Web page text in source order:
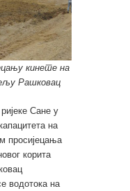
кинете на
Рашковац
Сане у
на
просијецања
корита
водотока на